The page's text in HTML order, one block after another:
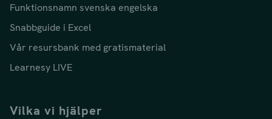
Funktionsnamn svenska engelska
Snabbguide i Excel
Vår resursbank med gratismaterial
Learnesy LIVE
Vilka vi hjälper